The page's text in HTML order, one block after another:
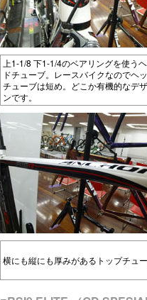
上1-1/8 下1-1/4のベアリングを使う
ドチューブ。レースバイクなのでヘ
チューブは短め。どこか有機的なデ
ンです。
横にも縦にも厚みがあるトップチュ